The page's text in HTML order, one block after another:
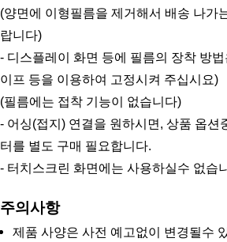
(양면에 이형필름을 제거해서 배송 나가
랍니다)
- 디스플레이 화면 등에 필름의 장착 방법
이프 등을 이용하여 고정시켜 주십시요)
(필름에는 접착 기능이 없습니다)
- 어싱(접지) 연결을 원하시면, 상품 옵션
터를 별도 구매 필요합니다.
- 터치스크린 화면에는 사용하실수 없습
주의사항
제품 사양은 사전 예고없이 변경될수